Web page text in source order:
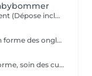
Réalisation d'une French en semi- permanent (Dépose inclus)
Dépose de vernis semi-permanent, mise en forme des ongles et soin des cuticules pour des mains nettes et soignées.
Préparation complète de l'ongle, mise en forme, soin des cuticules et pose gel chablon avec la couleur de votre choix.